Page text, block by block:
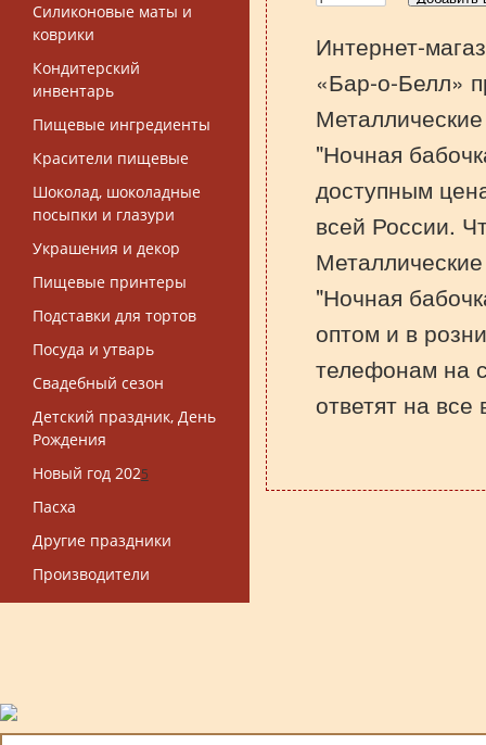
Силиконовые маты и
коврики
Кондитерский
инвентарь
Пищевые ингредиенты
Красители пищевые
Шоколад, шоколадные
посыпки и глазури
Украшения и декор
Пищевые принтеры
Подставки для тортов
Посуда и утварь
Свадебный сезон
Детский праздник, День
Рождения
Новый год 2025
Пасха
Другие праздники
Производители
Интернет-
«Бар-о-Белл»
"Ночная
доступным
всей России.
"Ночная
оптом и в
телефонам на
ответят на все